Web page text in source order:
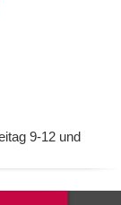
9-12 und